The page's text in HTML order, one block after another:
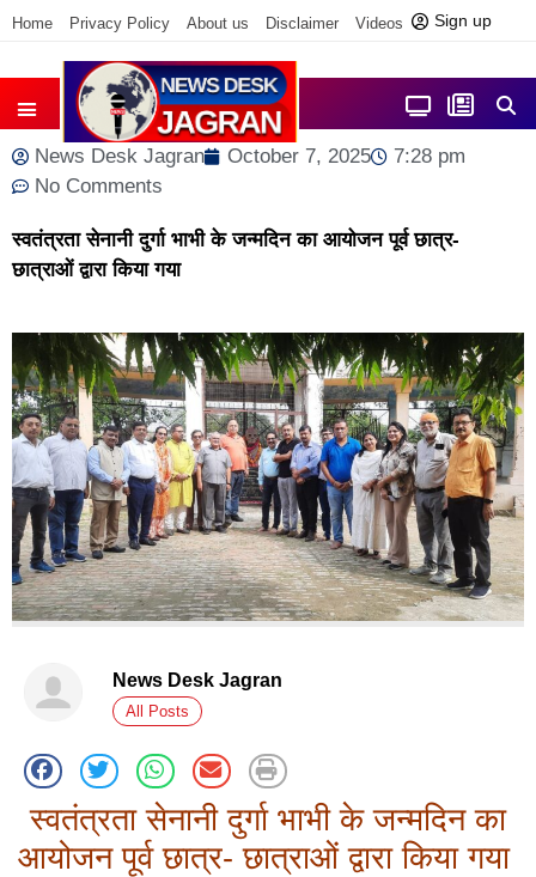
Home Privacy Policy About us Disclaimer Videos Contact us
Sign up
News Desk Jagran October 7, 2025
7:28 pm
No Comments
स्वतंत्रता सेनानी दुर्गा भाभी के जन्मदिन का आयोजन पूर्व छात्र-
छात्राओं द्वारा किया गया
News Desk Jagran
All Posts
स्वतंत्रता सेनानी दुर्गा भाभी के जन्मदिन का
आयोजन पूर्व छात्र- छात्राओं द्वारा किया गया